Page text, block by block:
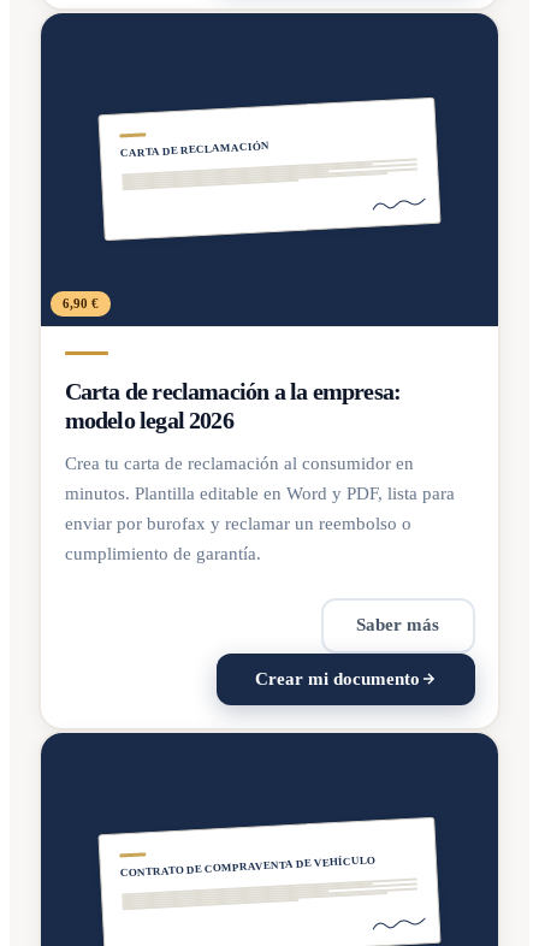
CARTA DE RECLAMACIÓN
6,90 €
Carta de reclamación a la empresa:
modelo legal 2026
Crea tu carta de reclamación al consumidor en
minutos. Plantilla editable en Word y PDF, lista para
enviar por burofax y reclamar un reembolso o
cumplimiento de garantía.
Saber más
Crear mi documento
CONTRATO DE COMPRAVENTA DE VEHÍCULO